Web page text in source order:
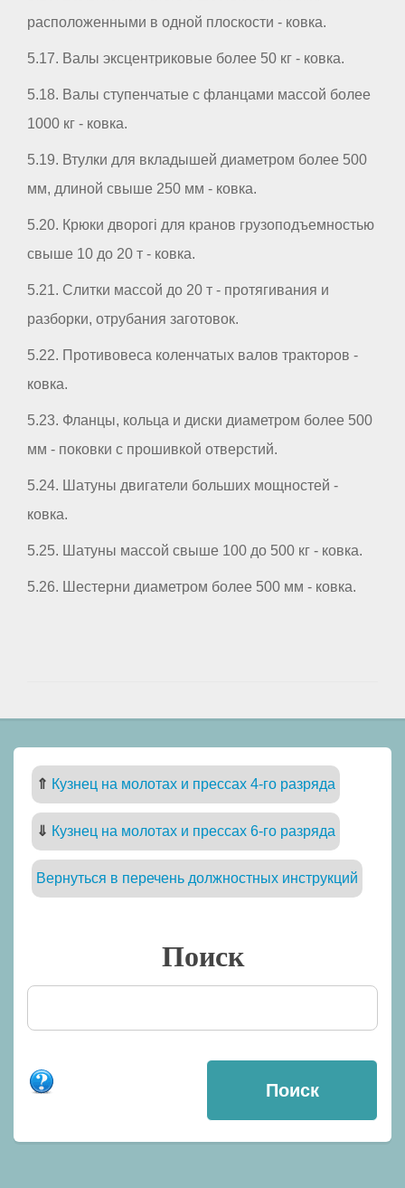
расположенными в одной плоскости - ковка.
5.17. Валы эксцентриковые более 50 кг - ковка.
5.18. Валы ступенчатые с фланцами массой более
1000 кг - ковка.
5.19. Втулки для вкладышей диаметром более 500
мм, длиной свыше 250 мм - ковка.
5.20. Крюки дворогі для кранов грузоподъемностью
свыше 10 до 20 т - ковка.
5.21. Слитки массой до 20 т - протягивания и
разборки, отрубания заготовок.
5.22. Противовеса коленчатых валов тракторов -
ковка.
5.23. Фланцы, кольца и диски диаметром более 500
мм - поковки с прошивкой отверстий.
5.24. Шатуны двигатели больших мощностей -
ковка.
5.25. Шатуны массой свыше 100 до 500 кг - ковка.
5.26. Шестерни диаметром более 500 мм - ковка.
⇑ Кузнец на молотах и прессах 4-го разряда
⇓ Кузнец на молотах и прессах 6-го разряда
Вернуться в перечень должностных инструкций
Поиск